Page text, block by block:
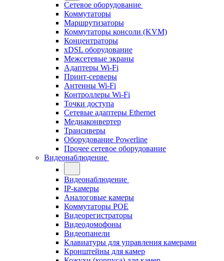
Сетевое оборудование
Коммутаторы
Маршрутизаторы
Коммутаторы консоли (KVM)
Концентраторы
xDSL оборудование
Межсетевые экраны
Адаптеры Wi-Fi
Принт-серверы
Антенны Wi-Fi
Контроллеры Wi-Fi
Точки доступа
Сетевые адаптеры Ethernet
Медиаконвертер
Трансиверы
Оборудование Powerline
Прочее сетевое оборудование
Видеонаблюдение
Видеонаблюдение
IP-камеры
Аналоговые камеры
Коммутаторы POE
Видеорегистраторы
Видеодомофоны
Видеопанели
Клавиатуры для управления камерами
Кронштейны для камер